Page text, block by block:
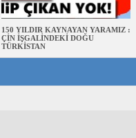
150 YILDIR KAYNAYAN YARAMIZ :
ÇİN İŞGALİNDEKİ DOĞU
TÜRKİSTAN